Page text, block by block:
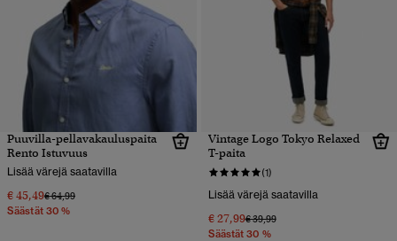
Puuvilla-pellavakauluspaita
Rento Istuvuus
Lisää värejä saatavilla
€ 45,49Hinta alennettu hinnasta
€ 64,99hintaan
Säästät 30 %
Vintage Logo Tokyo Relaxed
T-paita
(1)
Lisää värejä saatavilla
€ 27,99Hinta alennettu hinnasta
€ 39,99hintaan
Säästät 30 %